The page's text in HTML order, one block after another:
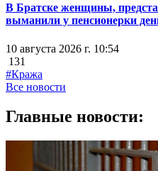
В Братске женщины,
выманили у пенсионерки
10 августа 2026 г. 10:54
131
#Кража
Все новости
Главные новости: